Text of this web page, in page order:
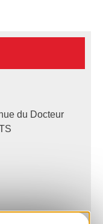
du Docteur